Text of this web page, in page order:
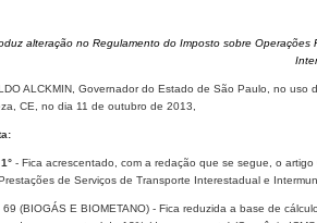
alteração no Regulamento do Imposto sobre
ALCKMIN, Governador do Estado de São Paulo, no
CE, no dia 11 de outubro de 2013,
- Fica acrescentado, com a redação que se segue, o
de Serviços de Transporte Interestadual e
69 (BIOGÁS E BIOMETANO) - Fica reduzida a base de